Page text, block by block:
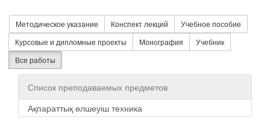
Методическое указание Конспект лекций
Учебное пособие
Курсовые и дипломные проекты
Монография
Учебник
Все работы
Список преподаваемых предметов
Ақпараттық өлшеуіш техника